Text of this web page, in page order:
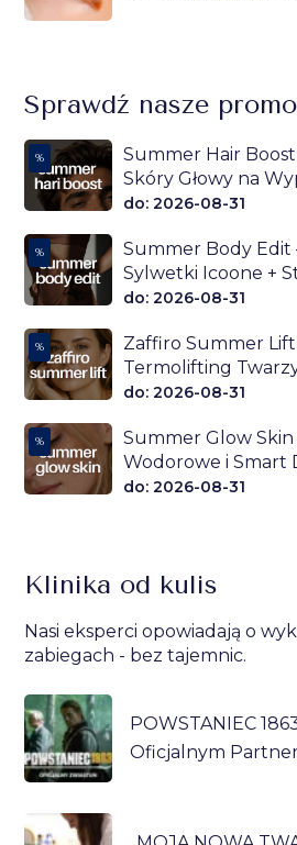
Sprawdź nasze
%
Summer Hair
Skóry Głowy na
do: 2026-08-31
%
Summer Body Edit
Sylwetki Icoone +
do: 2026-08-31
%
Zaffiro Summer
Termolifting
do: 2026-08-31
%
Summer Glow Skin
Wodorowe i Smart
do: 2026-08-31
Klinika od kulis
Nasi eksperci opowiadają o
zabiegach - bez tajemnic.
POWSTANIEC
Oficjalnym